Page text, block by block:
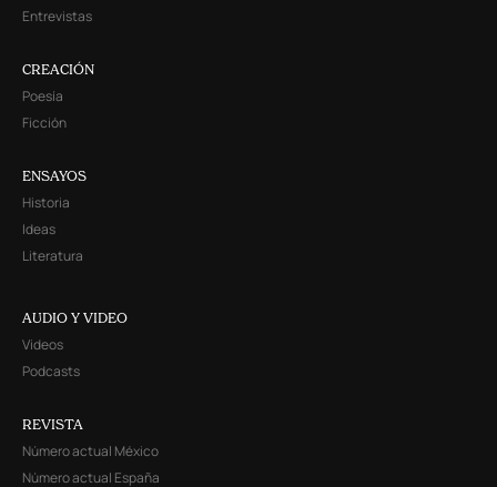
Entrevistas
CREACIÓN
Poesía
Ficción
ENSAYOS
Historia
Ideas
Literatura
AUDIO Y VIDEO
Videos
Podcasts
REVISTA
Número actual México
Número actual España